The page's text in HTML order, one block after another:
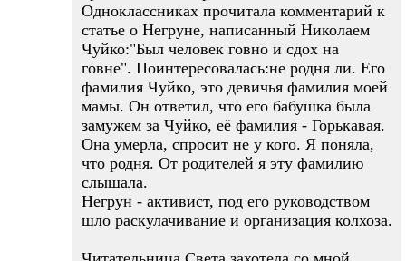
Одноклассниках прочитала комментарий к
статье о Негруне, написанный Николаем
Чуйко:"Был человек говно и сдох на
говне". Поинтересовалась:не родня ли. Его
фамилия Чуйко, это девичья фамилия моей
мамы. Он ответил, что его бабушка была
замужем за Чуйко, её фамилия - Горькавая.
Она умерла, спросит не у кого. Я поняла,
что родня. От родителей я эту фамилию
слышала.
Негрун - активист, под его руководством
шло раскулачивание и организация колхоза.